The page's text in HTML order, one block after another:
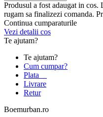
Produsul a fost adaugat in cos.
rugam sa finalizezi comanda.
Continua cumparaturile
Vezi detalii cos
Te ajutam?
Te ajutam?
Cum cumpar?
Plata
Livrare
Retur
Boemurban.ro